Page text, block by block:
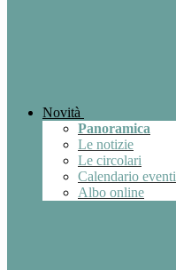
Novità
Panoramica
Le notizie
Le circolari
Calendario eventi
Albo online